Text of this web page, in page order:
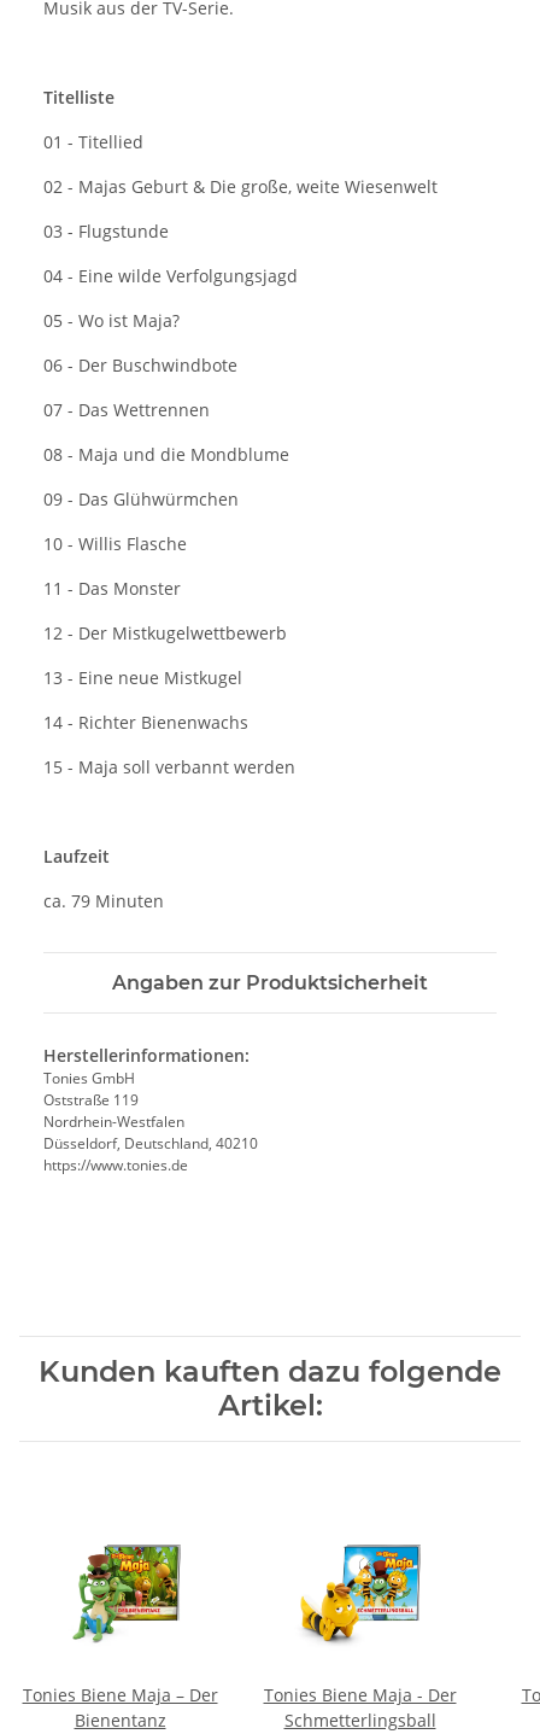
Musik aus der TV-Serie.
Titelliste
01 - Titellied
02 - Majas Geburt & Die große, weite Wiesenwelt
03 - Flugstunde
04 - Eine wilde Verfolgungsjagd
05 - Wo ist Maja?
06 - Der Buschwindbote
07 - Das Wettrennen
08 - Maja und die Mondblume
09 - Das Glühwürmchen
10 - Willis Flasche
11 - Das Monster
12 - Der Mistkugelwettbewerb
13 - Eine neue Mistkugel
14 - Richter Bienenwachs
15 - Maja soll verbannt werden
Laufzeit
ca. 79 Minuten
Angaben zur Produktsicherheit
Herstellerinformationen:
Tonies GmbH
Oststraße 119
Nordrhein-Westfalen
Düsseldorf, Deutschland, 40210
https://www.tonies.de
Kunden kauften dazu folgende
Artikel:
Tonies Biene Maja – Der
Bienentanz
Tonies Biene Maja - Der
Schmetterlingsball